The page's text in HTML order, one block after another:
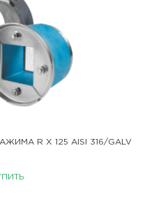
R X 125 AISI 316/GALV